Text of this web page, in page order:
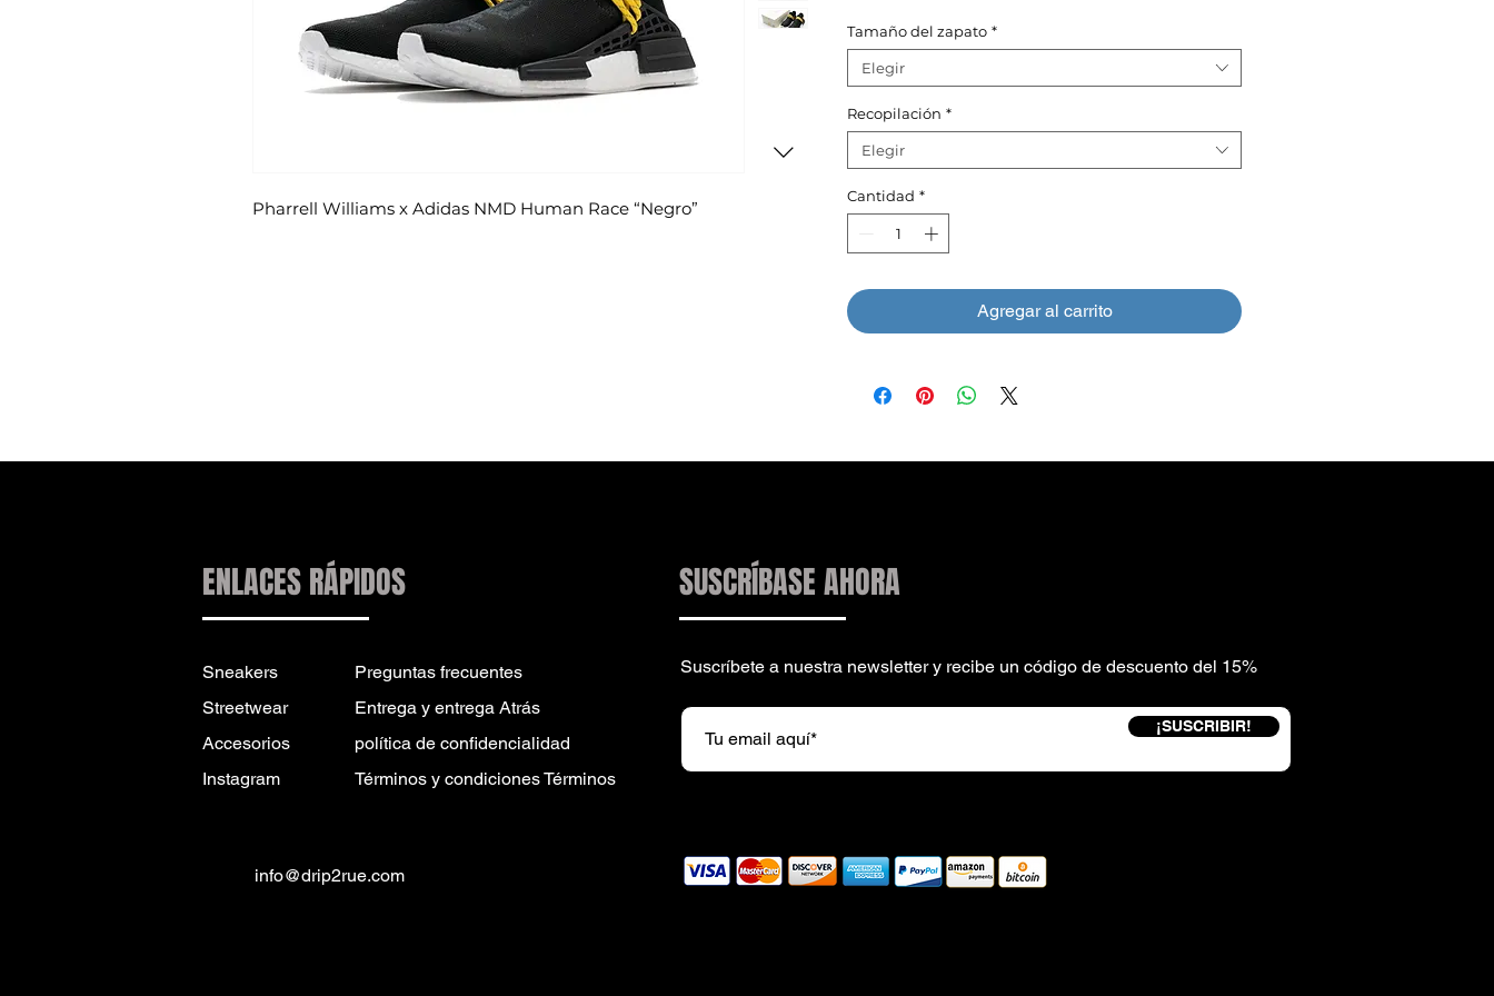
Pharrell Williams x Adidas NMD Human Race “Negro”
oferta
Tamaño del zapato *
Elegir
Recopilación *
Elegir
Cantidad *
Agregar al carrito
ENLACES RÁPIDOS
Sneakers
Streetwear
Accesorios
Instagram
Preguntas frecuentes
Entrega y entrega Atrás
política de confidencialidad
Términos y condiciones Términos
info@drip2rue.com
SUSCRÍBASE AHORA
Suscríbete a nuestra newsletter y recibe un código de descuento del 15%
¡SUSCRIBIR!